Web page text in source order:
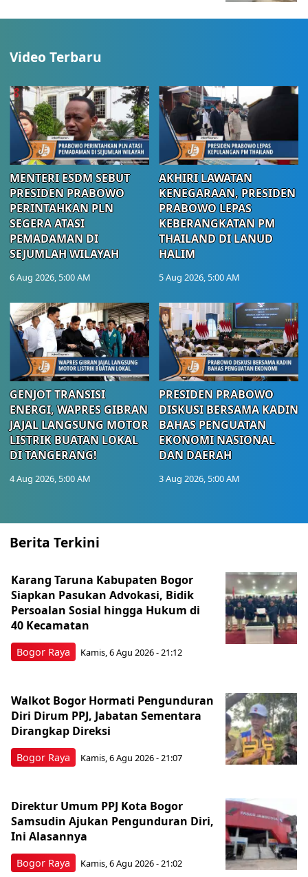
Video Terbaru
MENTERI ESDM SEBUT
PRESIDEN PRABOWO
PERINTAHKAN PLN
SEGERA ATASI
PEMADAMAN DI
SEJUMLAH WILAYAH
6 Aug 2026, 5:00 AM
AKHIRI LAWATAN
KENEGARAAN, PRESIDEN
PRABOWO LEPAS
KEBERANGKATAN PM
THAILAND DI LANUD
HALIM
5 Aug 2026, 5:00 AM
GENJOT TRANSISI
ENERGI, WAPRES GIBRAN
JAJAL LANGSUNG MOTOR
LISTRIK BUATAN LOKAL
DI TANGERANG!
4 Aug 2026, 5:00 AM
PRESIDEN PRABOWO
DISKUSI BERSAMA KADIN
BAHAS PENGUATAN
EKONOMI NASIONAL
DAN DAERAH
3 Aug 2026, 5:00 AM
Berita Terkini
Bogor Raya
Karang Taruna Kabupaten Bogor
Siapkan Pasukan Advokasi, Bidik
Persoalan Sosial hingga Hukum di
40 Kecamatan
Kamis, 6 Agu 2026 - 21:12
Bogor Raya
Walkot Bogor Hormati Pengunduran
Diri Dirum PPJ, Jabatan Sementara
Dirangkap Direksi
Kamis, 6 Agu 2026 - 21:07
Bogor Raya
Direktur Umum PPJ Kota Bogor
Samsudin Ajukan Pengunduran Diri,
Ini Alasannya
Kamis, 6 Agu 2026 - 21:02